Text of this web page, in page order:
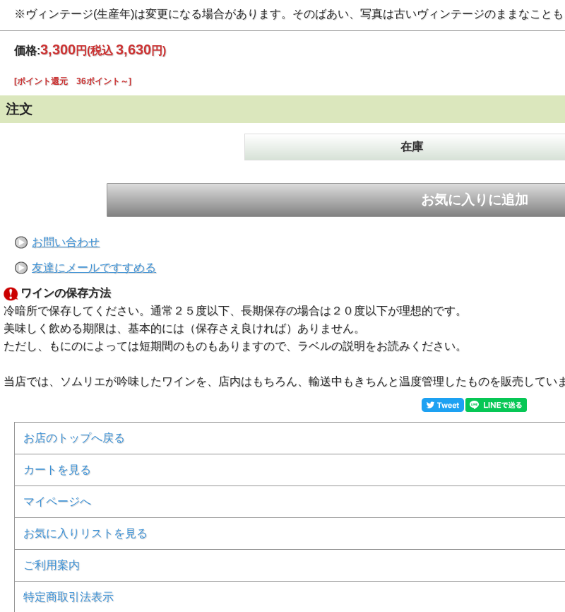
※ヴィンテージ(生産年)は変更になる場合があります。そのばあい、写真は古いヴィンテージのままなことも
価格:3,300円(税込3,630円)
[ポイント還元 36ポイント～]
注文
在庫
お問い合わせ
友達にメールですすめる
ワインの保存方法
冷暗所で保存してください。通常２５度以下、長期保存の場合は２０度以下が理想的です。
美味しく飲める期限は、基本的には（保存さえ良ければ）ありません。
ただし、もにのによっては短期間のものもありますので、ラベルの説明をお読みください。
当店では、ソムリエが吟味したワインを、店内はもちろん、輸送中もきちんと温度管理したものを販売してい
お店のトップへ戻る
カートを見る
マイページへ
お気に入りリストを見る
ご利用案内
特定商取引法表示